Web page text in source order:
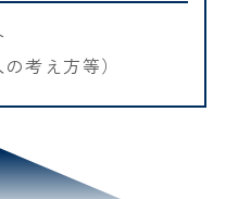
考え方等）